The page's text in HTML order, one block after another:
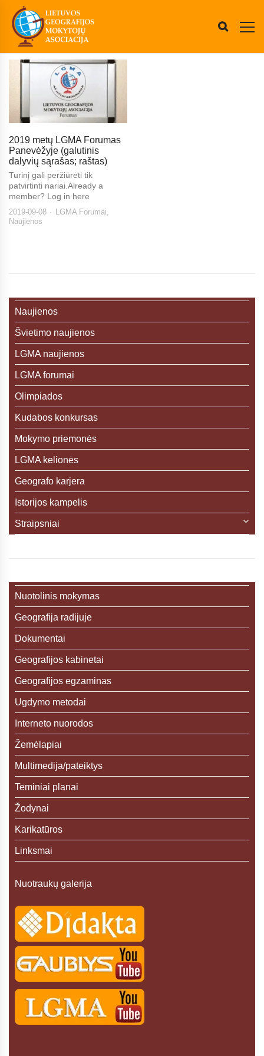
2019 metų LGMA Forumas
Panevėžyje (galutinis
dalyvių sąrašas; raštas)
Turinį gali peržiūrėti tik
patvirtinti nariai.Already a
member? Log in here
2019-09-08 LGMA Forumai,
Naujienos
Naujienos
Švietimo naujienos
LGMA naujienos
LGMA forumai
Olimpiados
Kudabos konkursas
Mokymo priemonės
LGMA kelionės
Geografo karjera
Istorijos kampelis
Straipsniai
Nuotolinis mokymas
Geografija radijuje
Dokumentai
Geografijos kabinetai
Geografijos egzaminas
Ugdymo metodai
Interneto nuorodos
Žemėlapiai
Multimedija/pateiktys
Teminiai planai
Žodynai
Karikatūros
Linksmai
Nuotraukų galerija